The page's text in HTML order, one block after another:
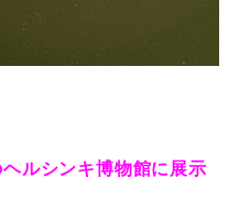
ルシンキ博物館に展示